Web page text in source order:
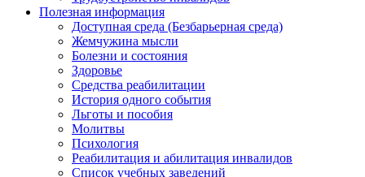
Полезная информация
Доступная среда (Безбарьерная среда)
Жемчужина мысли
Болезни и состояния
Здоровье
Средства реабилитации
История одного события
Льготы и пособия
Молитвы
Психология
Реабилитация и абилитация инвалидов
Список учебных заведений